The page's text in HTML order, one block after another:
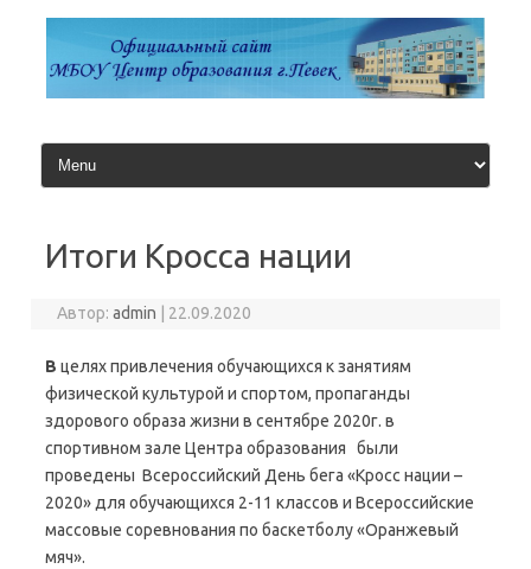
содержимому
Итоги Кросса нации
Автор:admin 22.09.2020
В целях привлечения обучающихся к занятиям
физической культурой и спортом, пропаганды
здорового образа жизни в сентябре 2020г. в
спортивном зале Центра образования были
проведены Всероссийский День бега «Кросс нации –
2020» для обучающихся 2-11 классов и Всероссийские
массовые соревнования по баскетболу «Оранжевый
мяч».